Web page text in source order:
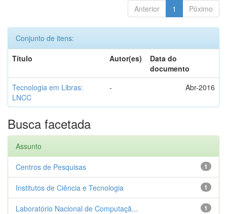
Anterior 1 Póximo
Conjunto de itens:
Título
Autor(es)
Data do
documento
Tecnologia em Libras:
LNCC
- Abr-2016
Busca facetada
Assunto
1
Centros de Pesquisas
1
Institutos de Ciência e Tecnologia
1
Laboratório Nacional de Computaçã...